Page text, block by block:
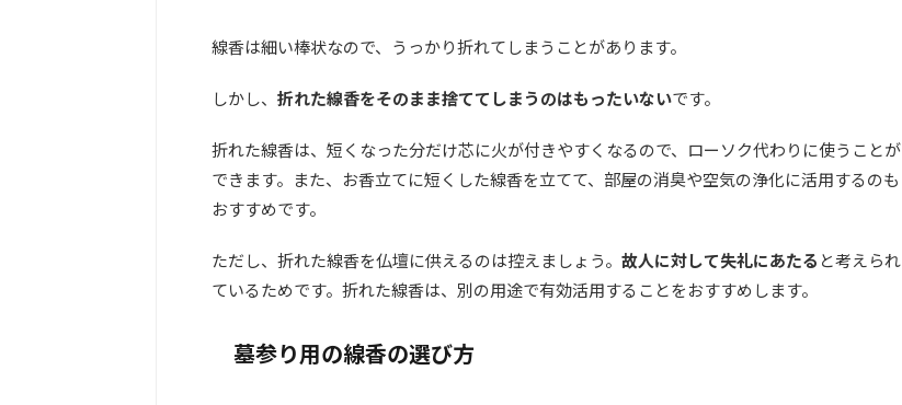
線香は細い棒状なので、うっかり折れてしまうことがあります。
しかし、 折れた線香をそのまま捨ててしまうのはもったいないです。
折れた線香は、短くなった分だけ芯に火が付きやすくなるので、ローソク代わりに使うことが
できます。また、お香立てに短くした線香を立てて、部屋の消臭や空気の浄化に活用するのも
おすすめです。
ただし、折れた線香を仏壇に供えるのは控えましょう。 故人に対して失礼にあたる と考えられ
ているためです。折れた線香は、別の用途で有効活用することをおすすめします。
墓参り用の線香の選び方